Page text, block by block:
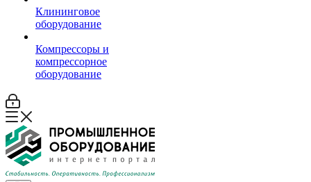
Клининговое
оборудование
Компрессоры и
компрессорное
оборудование